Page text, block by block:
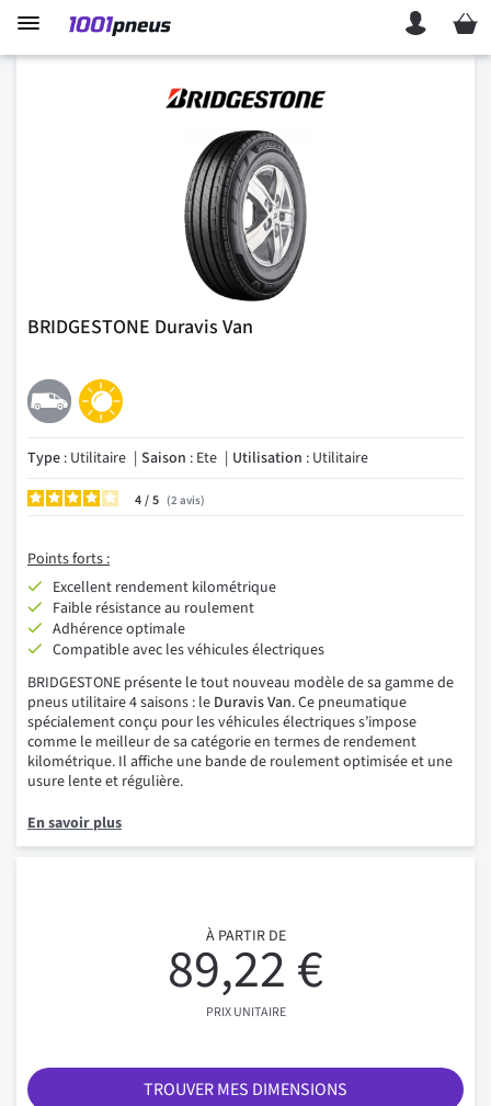
Mon
BRIDGESTONE Duravis Van
Type : Utilitaire Saison : Ete Utilisation : Utilitaire
4/ 2 avis
Points forts :
Excellent rendement kilométrique
Faible résistance au roulement
Adhérence optimale
Compatible avec les véhicules électriques
BRIDGESTONE présente le tout nouveau modèle de sa gamme de
pneus utilitaire 4 saisons : le Duravis Van. Ce pneumatique
spécialement conçu pour les véhicules électriques s’impose
comme le meilleur de sa catégorie en termes de rendement
kilométrique. Il affiche une bande de roulement optimisée et une
usure lente et régulière.
En savoir plus
À PARTIR DE
89,22 €
PRIX UNITAIRE
TROUVER MES DIMENSIONS